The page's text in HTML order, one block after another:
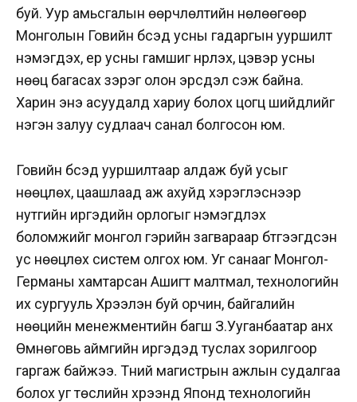
буй. Уур амьсгалын өөрчлөлтийн нөлөөгөөр
Монголын Говийн бүсэд усны гадаргын ууршилт
нэмэгдэх, үер усны гамшиг нүүрлэх, цэвэр усны
нөөц багасах зэрэг олон эрсдэл үүсэж байна.
Харин энэ асуудалд хариу болох цогц шийдлийг
нэгэн залуу судлаач санал болгосон юм.
Говийн бүсэд ууршилтаар алдаж буй усыг
нөөцлөх, цаашлаад аж ахуйд хэрэглэснээр
нутгийн иргэдийн орлогыг нэмэгдүүлэх
боломжийг монгол гэрийн загвараар бүтгээгдсэн
ус нөөцлөх систем олгох юм. Уг санааг Монгол-
Германы хамтарсан Ашигт малтмал, технологийн
их сургууль Хүрээлэн буй орчин, байгалийн
нөөцийн менежментийн багш З.Ууганбаатар анх
Өмнөговь аймгийн иргэдэд туслах зорилгоор
гаргаж байжээ. Түүний магистрын ажлын судалгаа
болох уг төслийн хүрээнд Японд технологийн